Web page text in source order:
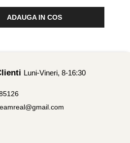
ADAUGA IN COS
Luni-Vineri, 8-16:30